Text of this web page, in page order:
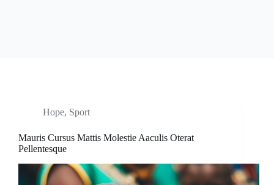
Hope, Sport
Mauris Cursus Mattis Molestie Aaculis Oterat
Pellentesque